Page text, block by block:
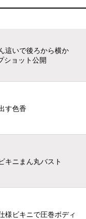
這いで後ろから横か
ショット公開
す色香
キニまん丸バスト
様ビキニで圧巻ボディ